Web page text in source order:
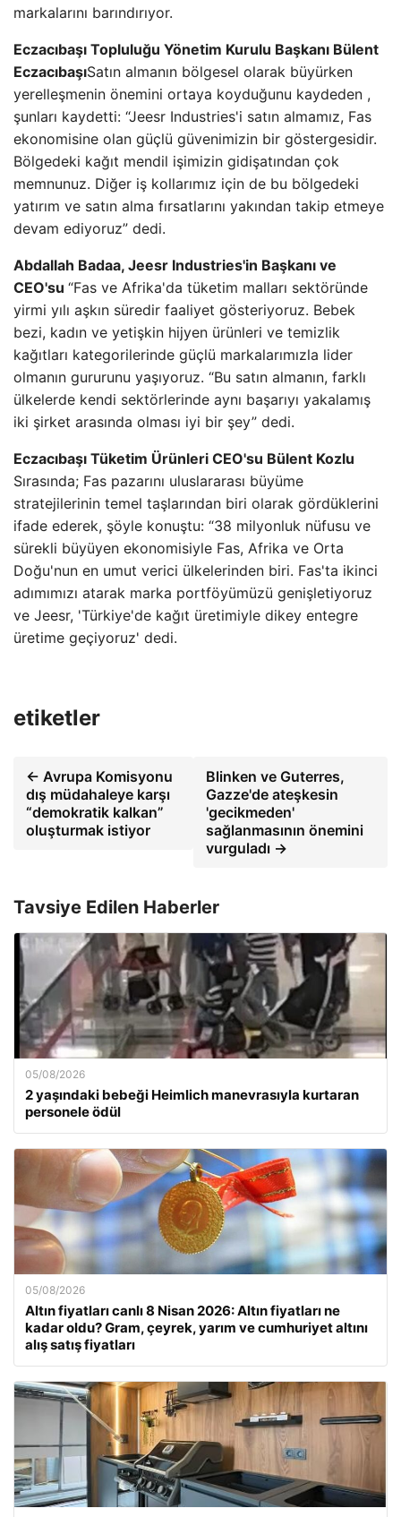
markalarını barındırıyor.
Eczacıbaşı Topluluğu Yönetim Kurulu Başkanı Bülent
EczacıbaşıSatın almanın bölgesel olarak büyürken
yerelleşmenin önemini ortaya koyduğunu kaydeden ,
şunları kaydetti: “Jeesr Industries'i satın almamız, Fas
ekonomisine olan güçlü güvenimizin bir göstergesidir.
Bölgedeki kağıt mendil işimizin gidişatından çok
memnunuz. Diğer iş kollarımız için de bu bölgedeki
yatırım ve satın alma fırsatlarını yakından takip etmeye
devam ediyoruz” dedi.
Abdallah Badaa, Jeesr Industries'in Başkanı ve
CEO'su “Fas ve Afrika'da tüketim malları sektöründe
yirmi yılı aşkın süredir faaliyet gösteriyoruz. Bebek
bezi, kadın ve yetişkin hijyen ürünleri ve temizlik
kağıtları kategorilerinde güçlü markalarımızla lider
olmanın gururunu yaşıyoruz. “Bu satın almanın, farklı
ülkelerde kendi sektörlerinde aynı başarıyı yakalamış
iki şirket arasında olması iyi bir şey” dedi.
Eczacıbaşı Tüketim Ürünleri CEO'su Bülent Kozlu
Sırasında; Fas pazarını uluslararası büyüme
stratejilerinin temel taşlarından biri olarak gördüklerini
ifade ederek, şöyle konuştu: “38 milyonluk nüfusu ve
sürekli büyüyen ekonomisiyle Fas, Afrika ve Orta
Doğu'nun en umut verici ülkelerinden biri. Fas'ta ikinci
adımımızı atarak marka portföyümüzü genişletiyoruz
ve Jeesr, 'Türkiye'de kağıt üretimiyle dikey entegre
üretime geçiyoruz' dedi.
etiketler
← Avrupa Komisyonu
dış müdahaleye karşı
“demokratik kalkan”
oluşturmak istiyor
Blinken ve Guterres,
Gazze'de ateşkesin
'gecikmeden'
sağlanmasının önemini
vurguladı →
Tavsiye Edilen Haberler
05/08/2026
2 yaşındaki bebeği Heimlich manevrasıyla kurtaran
personele ödül
05/08/2026
Altın fiyatları canlı 8 Nisan 2026: Altın fiyatları ne
kadar oldu? Gram, çeyrek, yarım ve cumhuriyet altını
alış satış fiyatları